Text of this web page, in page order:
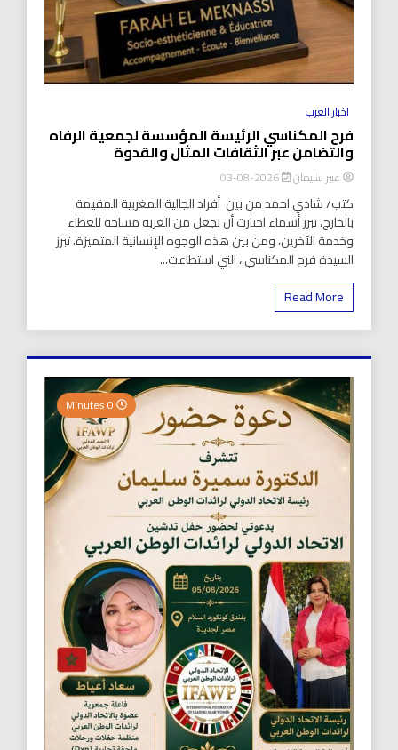
اخبار العرب
فرح المكناسي الرئيسة المؤسسة لجمعية الرفاه
والتضامن عبر الثقافات المثال والقدوة
عبير سليمان 2026-08-03
كتب/ شادي احمد من بين أفراد الجالية المغربية المقيمة
بالخارج، تبرز أسماء اختارت أن تجعل من الغربة مساحة للعطاء
وخدمة الآخرين، ومن بين هذه الوجوه الإنسانية المتميزة، تبرز
السيدة فرح المكناسي ، التي استطاعت...
Read More